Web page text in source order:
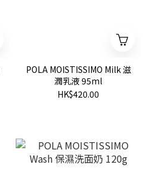
POLA MOISTISSIMO Milk 滋
潤乳液 95ml
HK$420.00